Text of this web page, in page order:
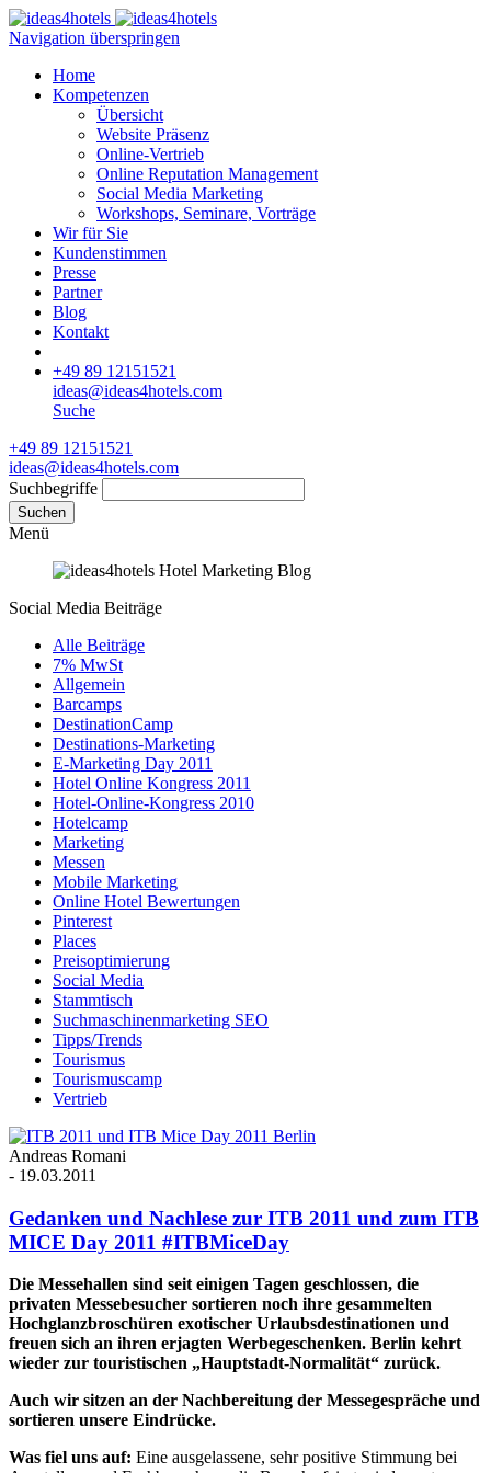
Navigation überspringen
Home
Kompetenzen
Übersicht
Website Präsenz
Online-Vertrieb
Online Reputation Management
Social Media Marketing
Workshops, Seminare, Vorträge
Wir für Sie
Kundenstimmen
Presse
Partner
Blog
Kontakt
+49 89 12151521
ideas@ideas4hotels.com
Suche
+49 89 12151521
ideas@ideas4hotels.com
Suchbegriffe
Suchen
Menü
Social Media Beiträge
Alle Beiträge
7% MwSt
Allgemein
Barcamps
DestinationCamp
Destinations-Marketing
E-Marketing Day 2011
Hotel Online Kongress 2011
Hotel-Online-Kongress 2010
Hotelcamp
Marketing
Messen
Mobile Marketing
Online Hotel Bewertungen
Pinterest
Places
Preisoptimierung
Social Media
Stammtisch
Suchmaschinenmarketing SEO
Tipps/Trends
Tourismus
Tourismuscamp
Vertrieb
Andreas Romani
- 19.03.2011
Gedanken und Nachlese zur ITB 2011 und zum ITB
MICE Day 2011 #ITBMiceDay
Die Messehallen sind seit einigen Tagen geschlossen, die
privaten Messebesucher sortieren noch ihre gesammelten
Hochglanzbroschüren exotischer Urlaubsdestinationen und
freuen sich an ihren erjagten Werbegeschenken. Berlin kehrt
wieder zur touristischen „Hauptstadt-Normalität“ zurück.
Auch wir sitzen an der Nachbereitung der Messegespräche und
sortieren unsere Eindrücke.
Was fiel uns auf: Eine ausgelassene, sehr positive Stimmung bei